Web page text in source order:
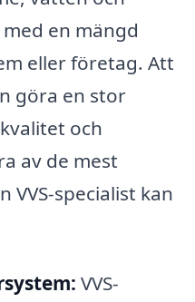
en mängd
eller företag. Att
göra en stor
och
av de mest
VVS-specialist kan
VVS-